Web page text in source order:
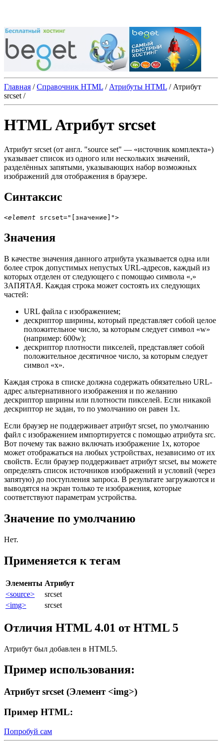
Главная / Справочник HTML / Атрибуты HTML / Атрибут
srcset /
HTML Атрибут srcset
Атрибут srcset (от англ. "source set" — «источник комплекта»)
указывает список из одного или нескольких значений,
разделённых запятыми, указывающих набор возможных
изображений для отображения в браузере.
Синтаксис
<element srcset="[значение]">
Значения
В качестве значения данного атрибута указывается одна или
более строк допустимых непустых URL-адресов, каждый из
которых отделен от следующего с помощью символа «,»
ЗАПЯТАЯ. Каждая строка может состоять их следующих
частей:
URL файла с изображением;
дескриптор ширины, который представляет собой целое
положительное число, за которым следует символ «w»
(например: 600w);
дескриптор плотности пикселей, представляет собой
положительное десятичное число, за которым следует
символ «x».
Каждая строка в списке должна содержать обязательно URL-
адрес альтернативного изображения и по желанию
дескриптор ширины или плотности пикселей. Если никакой
дескриптор не задан, то по умолчанию он равен 1x.
Если браузер не поддерживает атрибут srcset, по умолчанию
файл с изображением импортируется с помощью атрибута src.
Вот почему так важно включать изображение 1x, которое
может отображаться на любых устройствах, независимо от их
свойств. Если браузер поддерживает атрибут srcset, вы можете
определять список источников изображений и условий (через
запятую) до поступления запроса. В результате загружаются и
выводятся на экран только те изображения, которые
соответствуют параметрам устройства.
Значение по умолчанию
Нет.
Применяется к тегам
Элементы Атрибут
<source>
srcset
<img>
srcset
Отличия HTML 4.01 от HTML 5
Атрибут был добавлен в HTML5.
Пример использования:
Атрибут srcset (Элемент <img>)
Пример HTML:
Попробуй сам